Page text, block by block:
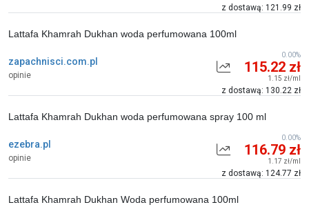
z dostawą: 121.99 zł
zapachnisci.com.pl
opinie
Lattafa Khamrah Dukhan woda perfumowana 100ml
115.22 zł
1.15 zł/ml
z dostawą: 130.22 zł
0.00%
ezebra.pl
opinie
Lattafa Khamrah Dukhan woda perfumowana spray 100 ml
116.79 zł
1.17 zł/ml
z dostawą: 124.77 zł
0.00%
Lattafa Khamrah Dukhan Woda perfumowana 100ml